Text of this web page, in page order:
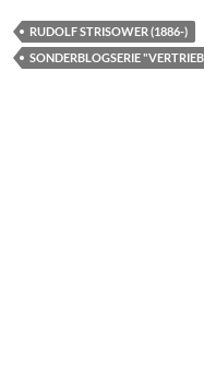
e
b
to
d
ail le
n
RUDOLF STRISOWER (1886-)
SONDERBLOGSERIE